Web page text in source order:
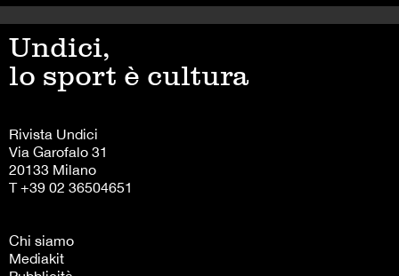
Undici,
lo sport è cultura
Rivista Undici
Via Garofalo 31
20133 Milano
T +39 02 36504651
Chi siamo
Mediakit